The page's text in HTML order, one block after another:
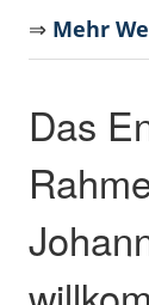
⇒ Mehr
Das